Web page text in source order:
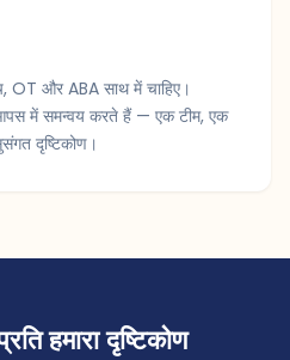
OT और ABA साथ में चाहिए।
में समन्वय करते हैं — एक टीम, एक
दृष्टिकोण।
हमारा दृष्टिकोण